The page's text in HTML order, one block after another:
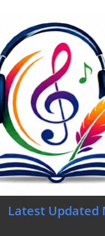
Latest Updated